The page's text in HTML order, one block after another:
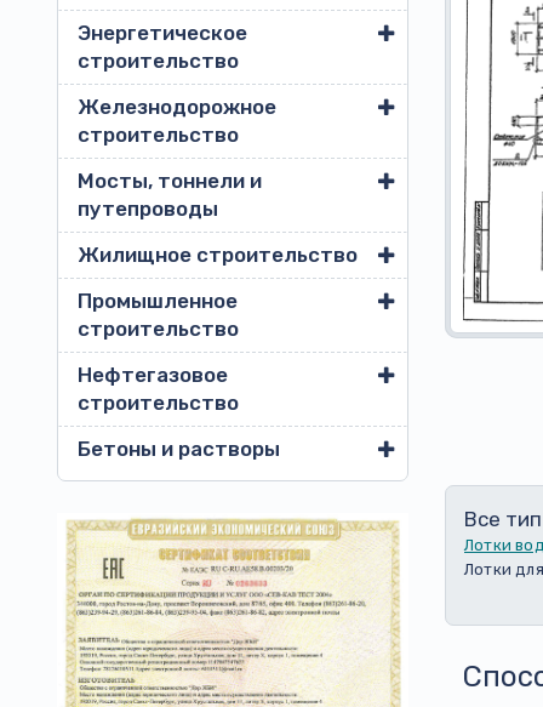
Энергетическое
строительство
Железнодорожное
строительство
Мосты, тоннели и
путепроводы
Жилищное строительство
Промышленное
строительство
Нефтегазовое
строительство
Бетоны и растворы
Все
Лотки
Лотки